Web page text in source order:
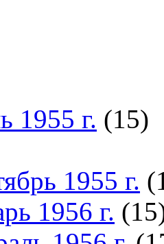
1955 г. (15)
1955 г.
1956 г.